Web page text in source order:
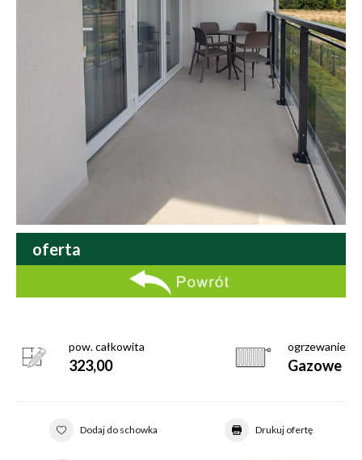
oferta
pow. całkowita
323,00
ogrzewanie
Gazowe
Dodaj do schowka Drukuj ofertę